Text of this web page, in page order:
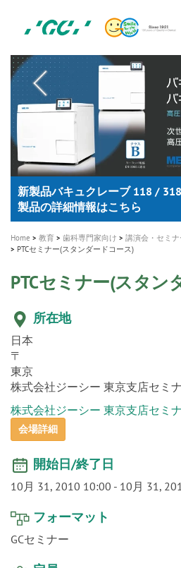
content
M
A healthy smile greatly
新発売 エバーエックス フロ
製品の詳細情報はこちら
「セラスマート テクノロジーブ
「イニシャル LiSi（リジ）ブロ
ク」公開
歯を内部まで白くする
医療ホワイトニング ティオン®
新製品 イオム ナゴミ for DH
専用サイトはこちら
新製品バキュクレーブ 118 /
製品の詳細情報はこちら
インプラント Aadva®
ショートインプラント新発売
GCグループ企業
Home 教育 歯科専門家向け
講演会・セミナ
PTCセミナー(スタンダードコース)
PTCセミナー(スタン
所在地
日本
〒
東京
株式会社ジーシー 東京支店セミ
株式会社ジーシー 東京支店セミ
会場詳細
開始日/終了日
10月 31, 2010 10:00 10月 31,
フォーマット
GCセミナー